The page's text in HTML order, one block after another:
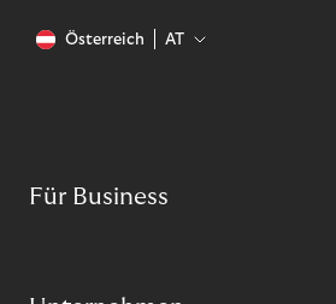
Österreich AT
Für Business